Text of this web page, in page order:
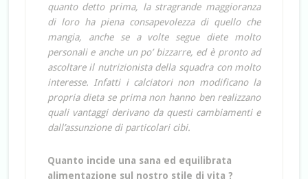
quanto detto prima, la stragrande maggioranza
di loro ha piena consapevolezza di quello che
mangia, anche se a volte segue diete molto
personali e anche un po’ bizzarre, ed è pronto ad
ascoltare il nutrizionista della squadra con molto
interesse. Infatti i calciatori non modificano la
propria dieta se prima non hanno ben realizzano
quali vantaggi derivano da questi cambiamenti e
dall’assunzione di particolari cibi.
Quanto incide una sana ed equilibrata
alimentazione sul nostro stile di vita ?